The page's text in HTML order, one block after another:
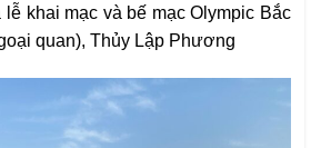
khai mạc và bế mạc Olympic Bắc
quan), Thủy Lập Phương